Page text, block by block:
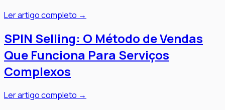
Ler artigo completo →
SPIN Selling: O Método de Vendas
Que Funciona Para Serviços
Complexos
Ler artigo completo →